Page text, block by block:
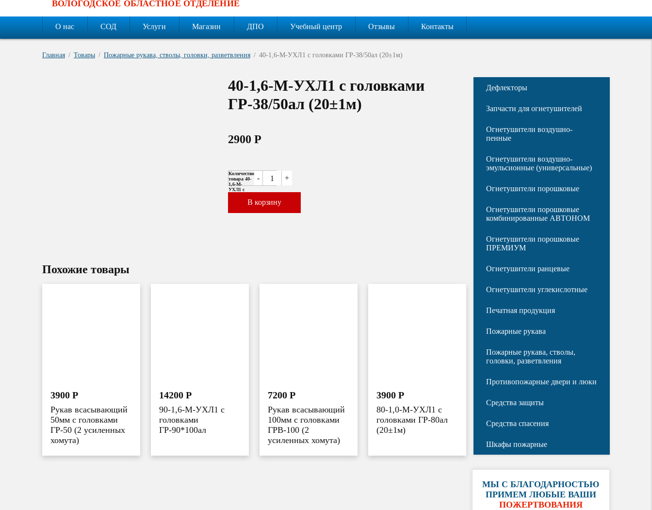
ВОЛОГОДСКОЕ ОБЛАСТНОЕ ОТДЕЛЕНИЕ
О нас СОД Услуги Магазин ДПО Учебный центр Отзывы Контакты
Главная Товары Пожарные рукава, стволы, головки, разветвления 40-1,6-М-УХЛ1 с головками ГР-38/50ал (20±1м)
40-1,6-М-УХЛ1 с головками
ГР-38/50ал (20±1м)
2900 Р
Количество
товара 40-
1,6-М-
УХЛ1 с
ГР-38/50ал
- +
В корзину
Похожие товары
Рукав всасывающий
50мм с головками
ГР-50 (2 усиленных
хомута)
3900 Р
90-1,6-М-УХЛ1 с
головками
ГР-90*100ал
14200 Р
Рукав всасывающий
100мм с головками
ГРВ-100 (2
усиленных хомута)
7200 Р
80-1,0-М-УХЛ1 с
головками ГР-80ал
(20±1м)
3900 Р
Дефлекторы
Запчасти для огнетушителей
Огнетушители воздушно-
пенные
Огнетушители воздушно-
эмульсионные (универсальные)
Огнетушители порошковые
Огнетушители порошковые
комбинированные АВТОНОМ
Огнетушители порошковые
ПРЕМИУМ
Огнетушители ранцевые
Огнетушители углекислотные
Печатная продукция
Пожарные рукава
Пожарные рукава, стволы,
головки, разветвления
Противопожарные двери и люки
Средства защиты
Средства спасения
Шкафы пожарные
МЫ С БЛАГОДАРНОСТЬЮ
ПРИМЕМ ЛЮБЫЕ ВАШИ
ПОЖЕРТВОВАНИЯ